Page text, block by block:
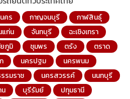
คร กาญจนบุรี
กาฬสินธุ์
ก่น จันทบุรี
ฉะเชิงเทรา
ภูมิ ชุมพร ตรัง
ตราด
นครปฐม
นครพนม
รมราช นครสวรรค์
นนทบุรี
น บุรีรัมย์
ปทุมธานี